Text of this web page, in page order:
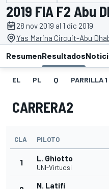
2019 FIA F2 Abu
28 nov 2019 al 1 dic 2019
Yas Marina Circuit-Abu
ResumenResultados
EL PL Q PARRILLA 1
CARRERA2
CLA PILOTO
1 L. Ghiotto
UNI-Virtuosi
N. Latifi